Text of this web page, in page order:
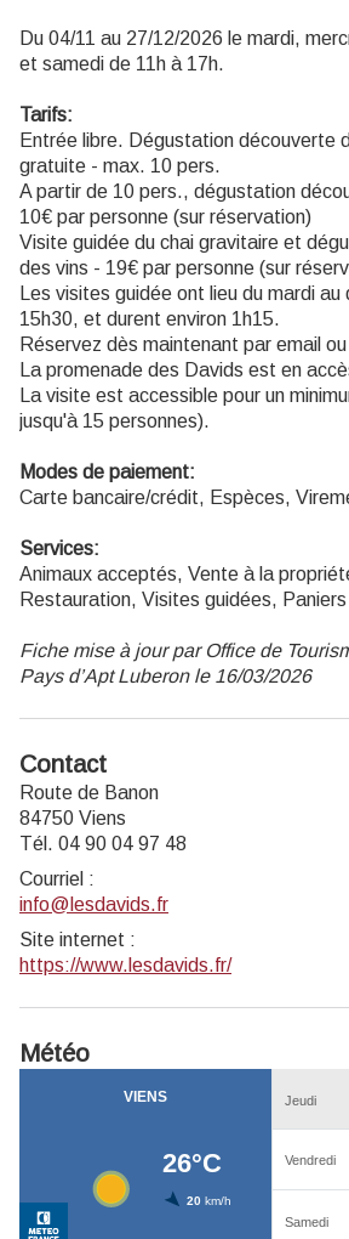
Du 04/11 au 27/12/2026 le mardi,
et samedi de 11h à 17h.
Tarifs:
Entrée libre. Dégustation découverte
gratuite - max. 10 pers.
A partir de 10 pers., dégustation
10€ par personne (sur réservation)
Visite guidée du chai gravitaire et
des vins - 19€ par personne (sur
Les visites guidée ont lieu du mardi
15h30, et durent environ 1h15.
Réservez dès maintenant par email
La promenade des Davids est en
La visite est accessible pour un
jusqu'à 15 personnes).
Modes de paiement:
Carte bancaire/crédit, Espèces,
Services:
Animaux acceptés, Vente à la
Restauration, Visites guidées,
Fiche mise à jour par Office de
Pays d’Apt Luberon le 16/03/2026
Contact
Route de Banon
84750 Viens
Tél. 04 90 04 97 48
Courriel :
info@lesdavids.fr
Site internet :
https://www.lesdavids.fr/
Météo